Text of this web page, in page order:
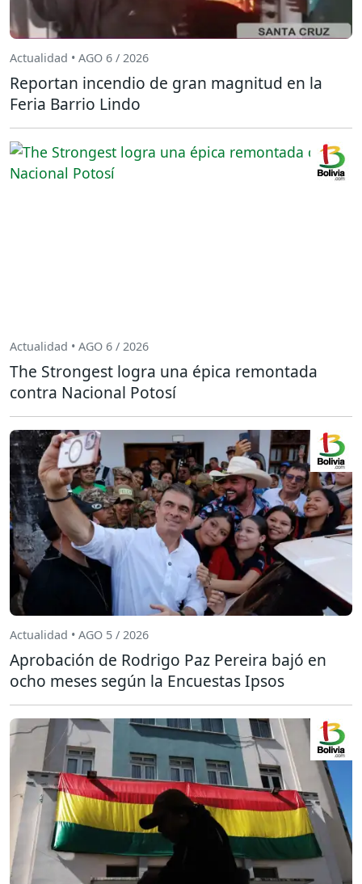
Actualidad • AGO 6 / 2026
Reportan incendio de gran magnitud en la
Feria Barrio Lindo
Actualidad • AGO 6 / 2026
The Strongest logra una épica remontada
contra Nacional Potosí
Actualidad • AGO 5 / 2026
Aprobación de Rodrigo Paz Pereira bajó en
ocho meses según la Encuestas Ipsos